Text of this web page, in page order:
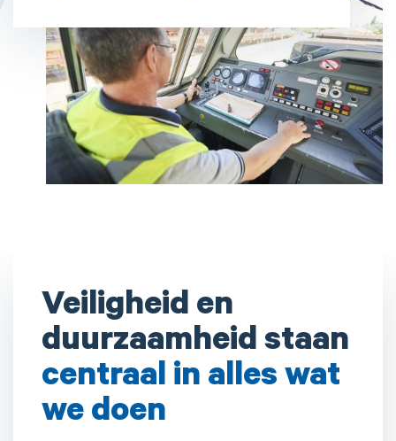
Veiligheid en
duurzaamheid staan
centraal in alles wat
we doen